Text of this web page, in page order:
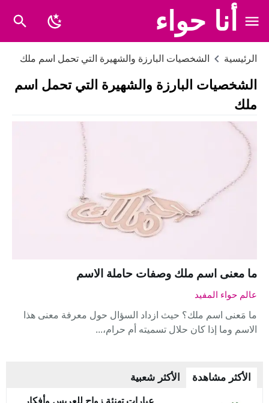
أنا حواء
الرئيسية الشخصيات البارزة والشهيرة التي تحمل اسم ملك
الشخصيات البارزة والشهيرة التي تحمل اسم
ملك
ما معنى اسم ملك وصفات حاملة الاسم
عالم حواء المفيد
ما مَعنى اسم ملك؟ حيث ازداد السؤال حول معرفة معنى هذا
الاسم وما إذا كان حلال تسميته أم حرام،...
الأكثر مشاهدة الأكثر شعبية
عبارات تهنئة زواج للعريس وأفكار